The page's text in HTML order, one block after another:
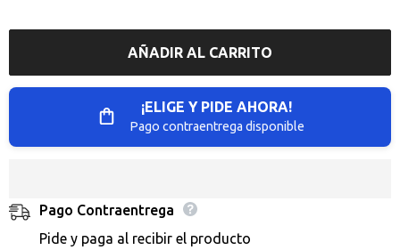
for
de
for
&quot;Aumentar
de
producto
}}&quot;
AÑADIR AL CARRITO
¡ELIGE Y PIDE AHORA!
Pago contraentrega disponible
Pago Contraentrega
Pide y paga al recibir el producto